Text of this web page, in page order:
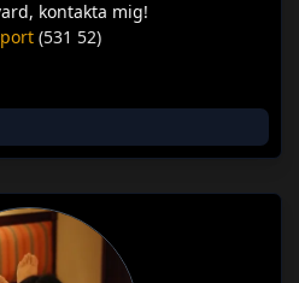
kontakta mig!
(531 52)